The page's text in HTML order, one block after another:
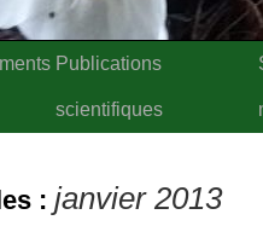
Publications
scientifiques
: janvier 2013